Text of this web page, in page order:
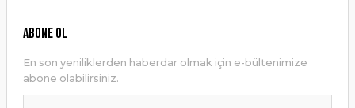
Ürün resmi kalitesiz, bozuk veya görüntülenemiyor.
Ürün bilgilerinde hatalar bulunuyor.
Ürün fiyatı diğer sitelerden daha pahalı.
ABONE OL
En son yeniliklerden haberdar olmak için e-bültenimize
abone olabilirsiniz.